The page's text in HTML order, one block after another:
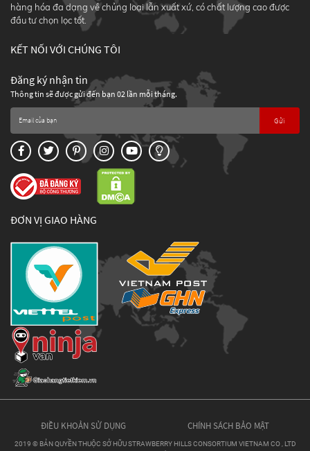
hàng hóa đa dạng về chủng loại lẫn xuất xứ, có chất lượng cao được
đầu tư chọn lọc tốt.
KẾT NỐI VỚI CHÚNG TÔI
Đăng ký nhận tin
Thông tin sẽ được gửi đến bạn 02 lần mỗi tháng.
Gửi
ĐƠN VỊ GIAO HÀNG
ĐIỀU KHOẢN SỬ DỤNG CHÍNH SÁCH BẢO MẬT
2019 © BẢN QUYỀN THUỘC SỞ HỮU STRAWBERRY HILLS CONSORTIUM VIETNAM CO , LTD